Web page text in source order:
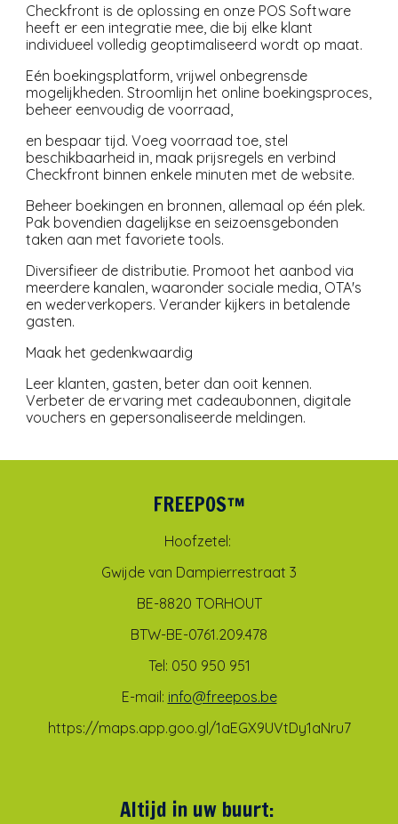
Checkfront is de oplossing en onze POS Software
heeft er een integratie mee, die bij elke klant
individueel volledig geoptimaliseerd wordt op maat.
Eén boekingsplatform, vrijwel onbegrensde
mogelijkheden. Stroomlijn het online boekingsproces,
beheer eenvoudig de voorraad,
en bespaar tijd. Voeg voorraad toe, stel
beschikbaarheid in, maak prijsregels en verbind
Checkfront binnen enkele minuten met de website.
Beheer boekingen en bronnen, allemaal op één plek.
Pak bovendien dagelijkse en seizoensgebonden
taken aan met favoriete tools.
Diversifieer de distributie. Promoot het aanbod via
meerdere kanalen, waaronder sociale media, OTA's
en wederverkopers. Verander kijkers in betalende
gasten.
Maak het gedenkwaardig
Leer klanten, gasten, beter dan ooit kennen.
Verbeter de ervaring met cadeaubonnen, digitale
vouchers en gepersonaliseerde meldingen.
FREEPOS™
Hoofzetel:
Gwijde van Dampierrestraat 3
BE-8820 TORHOUT
BTW-BE-0761.209.478
Tel: 050 950 951
E-mail: info@freepos.be
https://maps.app.goo.gl/1aEGX9UVtDy1aNru7
Altijd in uw buurt: